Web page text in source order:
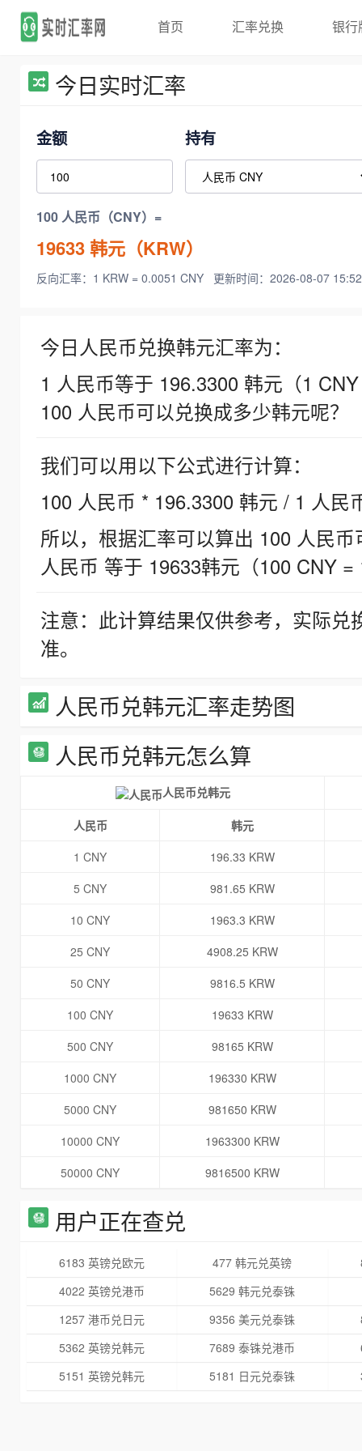
首页 汇率兑换 银行
今日实时汇率
金额 持有
100 人民币（CNY）=
19633韩元（KRW）
反向汇率：1 KRW = 0.0051 CNY 更新时间：2026-08-07
今日人民币兑换韩元汇率为：
1 人民币等于 196.3300 韩元（1
100 人民币可以兑换成多少韩元呢？
我们可以用以下公式进行计算：
100 人民币 * 196.3300 韩元 / 1 人民
所以，根据汇率可以算出 100 人民
人民币 等于 19633韩元（100 CNY =
注意：此计算结果仅供参考，实际
准。
人民币兑韩元汇率走势图
人民币兑韩元怎么算
人民币兑韩元
人民币
韩元
1 CNY
196.33 KRW
5 CNY
981.65 KRW
10 CNY
1963.3 KRW
25 CNY
4908.25 KRW
50 CNY
9816.5 KRW
100 CNY
19633 KRW
500 CNY
98165 KRW
1000 CNY
196330 KRW
5000 CNY
981650 KRW
10000 CNY
1963300 KRW
50000 CNY
9816500 KRW
用户正在查兑
6183 英镑兑欧元 477 韩元兑英镑
4022 英镑兑港币
5629 韩元兑泰铢
1257 港币兑日元
9356 美元兑泰铢
5362 英镑兑韩元
7689 泰铢兑港币
5151 英镑兑韩元
5181 日元兑泰铢